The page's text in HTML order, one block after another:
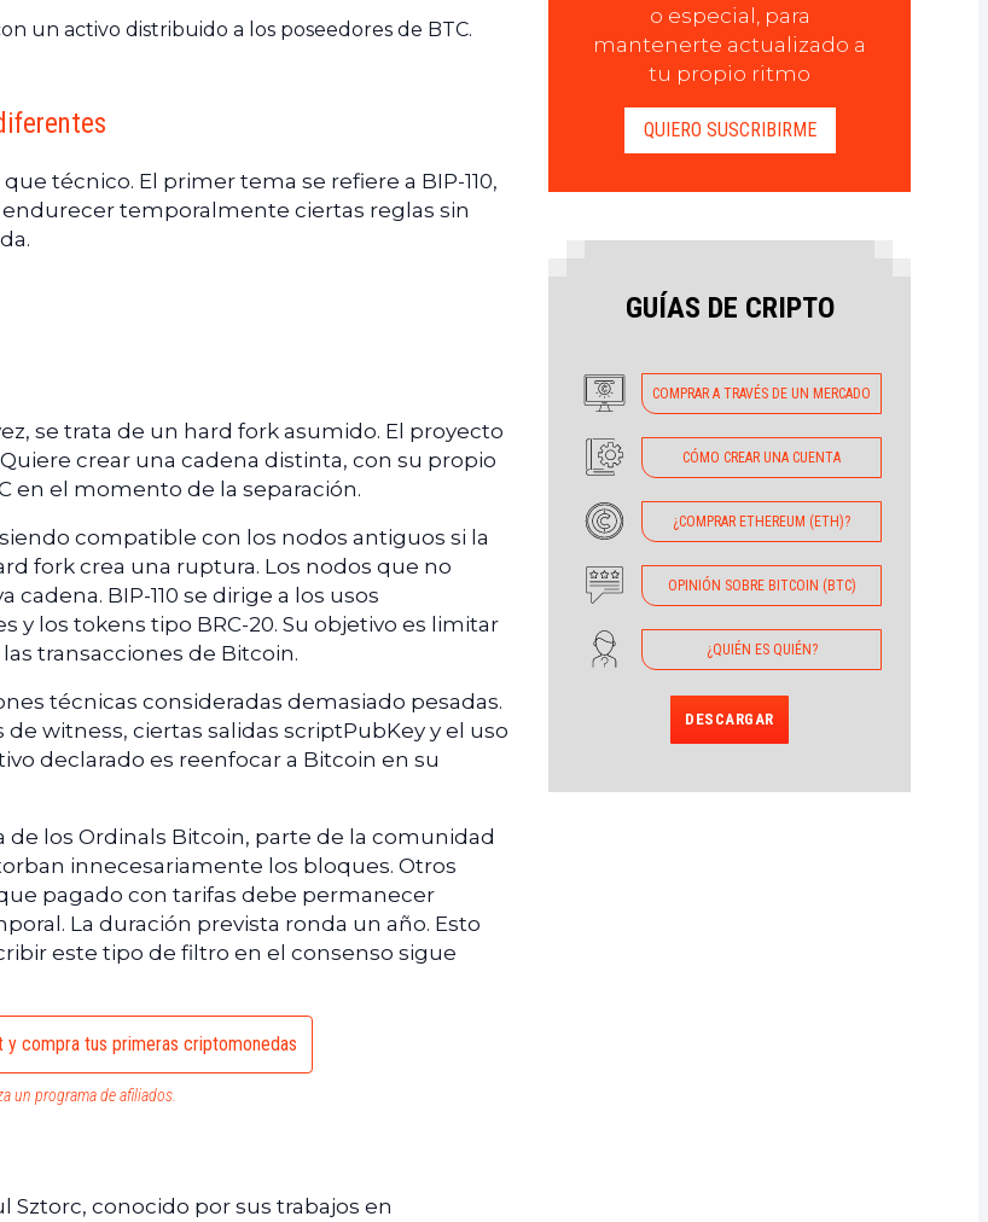
un activo distribuido a los poseedores de BTC.
técnico. El primer tema se refiere a BIP-110,
temporalmente ciertas reglas sin
se trata de un hard fork asumido. El proyecto
crear una cadena distinta, con su propio
en el momento de la separación.
compatible con los nodos antiguos si la
fork crea una ruptura. Los nodos que no
BIP-110 se dirige a los usos
y los tokens tipo BRC-20. Su objetivo es limitar
transacciones de Bitcoin.
técnicas consideradas demasiado pesadas.
witness, ciertas salidas scriptPubKey y el uso
declarado es reenfocar a Bitcoin en su
de los Ordinals Bitcoin, parte de la comunidad
innecesariamente los bloques. Otros
pagado con tarifas debe permanecer
La duración prevista ronda un año. Esto
este tipo de filtro en el consenso sigue
compra tus primeras criptomonedas
un programa de afiliados.
Sztorc, conocido por sus trabajos en
o especial, para
mantenerte actualizado a
tu propio ritmo
QUIERO SUSCRIBIRME
GUÍAS DE CRIPTO
COMPRAR A TRAVÉS DE UN MERCADO
CÓMO CREAR UNA CUENTA
¿COMPRAR ETHEREUM (ETH)?
OPINIÓN SOBRE BITCOIN (BTC)
¿QUIÉN ES QUIÉN?
DESCARGAR